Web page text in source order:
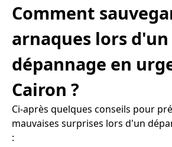
Comment
arnaques lors d'un
dépannage en
Cairon ?
Ci-après quelques conseils pour
mauvaises surprises lors d'un
: